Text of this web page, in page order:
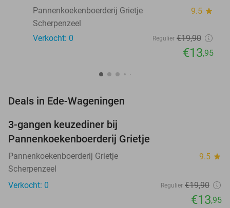
Pannenkoekenboerderij Grietje
9.5 star
Scherpenzeel
Verkocht: 0
Regulier €19,90
€13,95
Deals in Ede-Wageningen
NEW
TODAY
3-gangen keuzediner bij
Pannenkoekenboerderij Grietje
Pannenkoekenboerderij Grietje 9.5 star
Scherpenzeel
Verkocht: 0
Regulier €19,90
€13,95